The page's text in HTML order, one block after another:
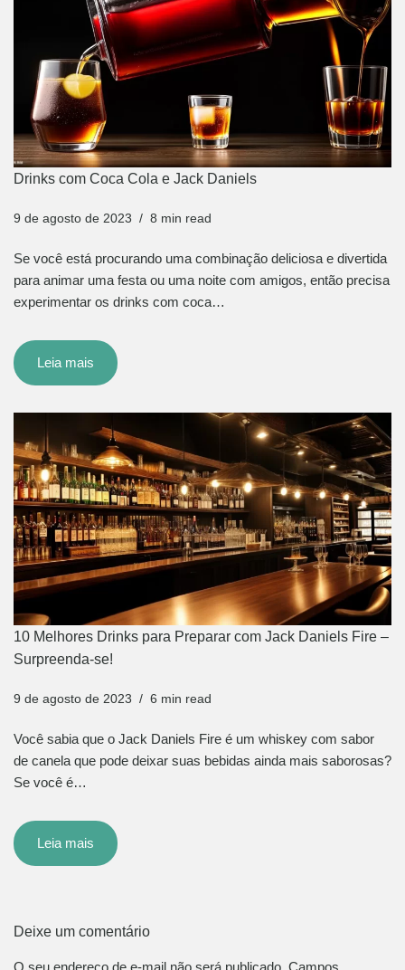
Drinks com Coca Cola e Jack Daniels
9 de agosto de 2023 8 min read
Se você está procurando uma combinação deliciosa e divertida
para animar uma festa ou uma noite com amigos, então precisa
experimentar os drinks com coca…
Leia mais
10 Melhores Drinks para Preparar com Jack Daniels Fire –
Surpreenda-se!
9 de agosto de 2023 6 min read
Você sabia que o Jack Daniels Fire é um whiskey com sabor
de canela que pode deixar suas bebidas ainda mais saborosas?
Se você é…
Leia mais
Deixe um comentário